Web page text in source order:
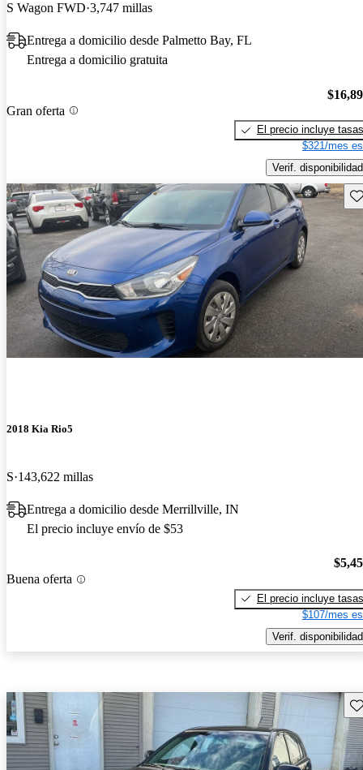
S Wagon FWD 3,747 millas
Entrega a domicilio desde Palmetto Bay, FL
Entrega a domicilio gratuita
Gran oferta
El precio incluye tasas
$321/mes
Verif. disponibilidad
2018 Kia Rio5
S 143,622 millas
Entrega a domicilio desde Merrillville, IN
El precio incluye envío de $53
Buena oferta
El precio incluye tasas
$107/mes
Verif. disponibilidad